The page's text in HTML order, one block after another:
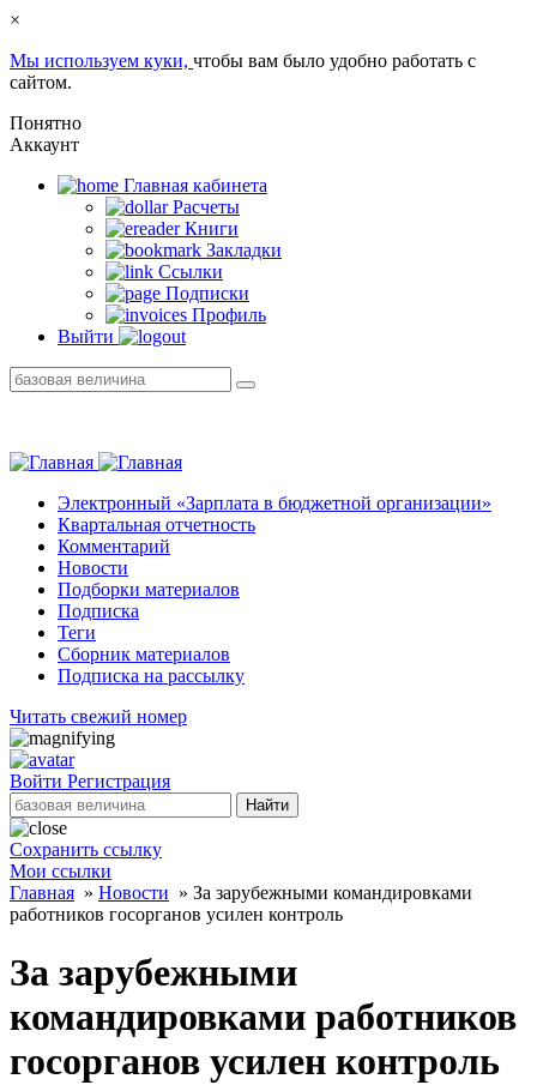
×
Мы используем куки, чтобы вам было удобно работать с
сайтом.
Понятно
Аккаунт
Главная кабинетa
Расчеты
Книги
Закладки
Ссылки
Подписки
Профиль
Выйти
Электронный «Зарплата в бюджетной организации»
Квартальная отчетность
Комментарий
Новости
Подборки материалов
Подписка
Теги
Сборник материалов
Подписка на рассылку
Читать свежий номер
Войти Регистрация
Найти
Сохранить ссылку
Мои ссылки
Главная » Новости » За зарубежными командировками
работников госорганов усилен контроль
За зарубежными
командировками работников
госорганов усилен контроль